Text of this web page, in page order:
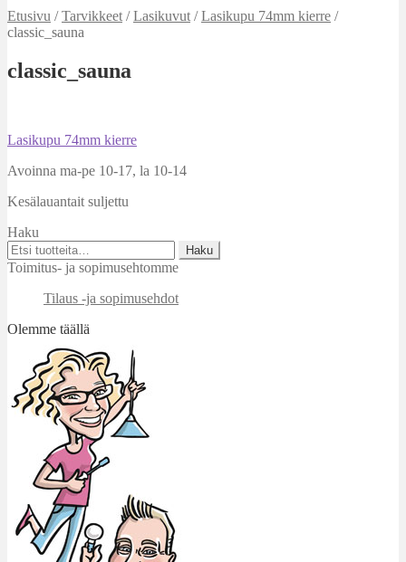
Etusivu /Tarvikkeet /Lasikuvut /Lasikupu 74mm kierre /
classic_sauna
classic_sauna
Artikkelien
selaus
Edellinen
Lasikupu 74mm kierre
Avoinna ma-pe 10-17, la 10-14
Kesälauantait suljettu
Haku
Etsi:
Haku
Toimitus- ja sopimusehtomme
Tilaus -ja sopimusehdot
Olemme täällä